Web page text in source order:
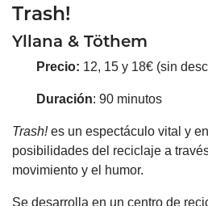
Trash!
Yllana & Töthem
Precio: 12, 15 y 18€ (sin
Duración: 90 minutos
Trash!es un espectáculo vital y
posibilidades del reciclaje a
movimiento y el humor.
Se desarrolla en un centro de